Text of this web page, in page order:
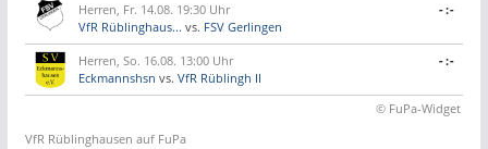
Herren, Fr. 14.08. 19:30 Uhr
VfR Rüblinghaus... vs. FSV Gerlingen
-:-
Herren, So. 16.08. 13:00 Uhr
Eckmannshsn vs. VfR Rüblingh II
-:-
© FuPa-Widget
VfR Rüblinghausen auf FuPa